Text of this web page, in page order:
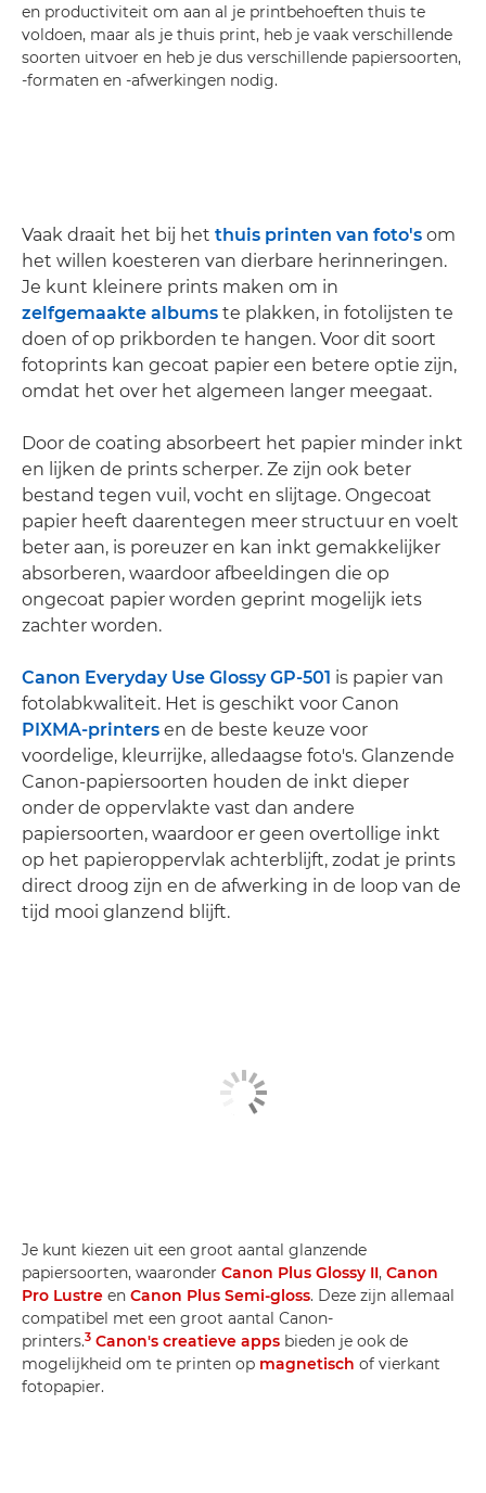
en productiviteit om aan al je printbehoeften thuis te
voldoen, maar als je thuis print, heb je vaak verschillende
soorten uitvoer en heb je dus verschillende papiersoorten,
-formaten en -afwerkingen nodig.
Vaak draait het bij het thuis printen van foto's om
het willen koesteren van dierbare herinneringen.
Je kunt kleinere prints maken om in
zelfgemaakte albums te plakken, in fotolijsten te
doen of op prikborden te hangen. Voor dit soort
fotoprints kan gecoat papier een betere optie zijn,
omdat het over het algemeen langer meegaat.
Door de coating absorbeert het papier minder inkt
en lijken de prints scherper. Ze zijn ook beter
bestand tegen vuil, vocht en slijtage. Ongecoat
papier heeft daarentegen meer structuur en voelt
beter aan, is poreuzer en kan inkt gemakkelijker
absorberen, waardoor afbeeldingen die op
ongecoat papier worden geprint mogelijk iets
zachter worden.
Canon Everyday Use Glossy GP-501 is papier van
fotolabkwaliteit. Het is geschikt voor Canon
PIXMA-printers en de beste keuze voor
voordelige, kleurrijke, alledaagse foto's. Glanzende
Canon-papiersoorten houden de inkt dieper
onder de oppervlakte vast dan andere
papiersoorten, waardoor er geen overtollige inkt
op het papieroppervlak achterblijft, zodat je prints
direct droog zijn en de afwerking in de loop van de
tijd mooi glanzend blijft.
Je kunt kiezen uit een groot aantal glanzende
papiersoorten, waaronder Canon Plus Glossy II, Canon
Pro Lustre en Canon Plus Semi-gloss. Deze zijn allemaal
compatibel met een groot aantal Canon-
printers.3 Canon's creatieve apps bieden je ook de
mogelijkheid om te printen op magnetisch of vierkant
fotopapier.